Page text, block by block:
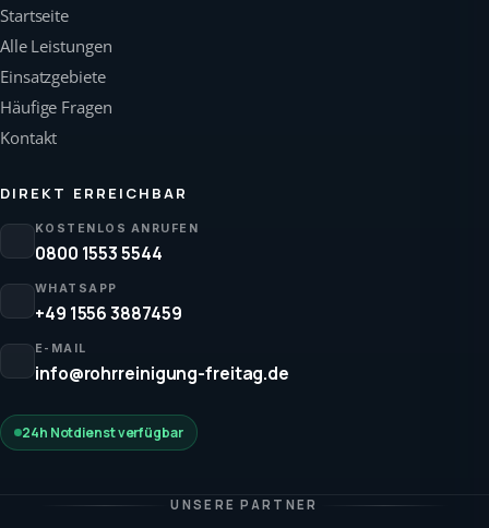
Startseite
Alle Leistungen
Einsatzgebiete
Häufige Fragen
Kontakt
DIREKT ERREICHBAR
KOSTENLOS ANRUFEN
0800 1553 5544
WHATSAPP
+49 1556 3887459
E-MAIL
info@rohrreinigung-freitag.de
24h Notdienst verfügbar
UNSERE PARTNER